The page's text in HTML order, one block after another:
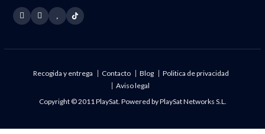
Recogida y entrega Contacto Blog
Politica de privacidad
Aviso legal
Copyright © 2011 PlaySat. Powered byPlaySat Networks S.L.